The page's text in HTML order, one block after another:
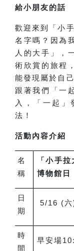
給小朋友的話
歡迎來到「小
名字嗎？因為
人的大手」，
術欣賞的旅程
能發現屬於自
跟著我們「一
入，「一起」
法！
活動內容介紹
名
稱
「小手
博物館日
日
期
5/16 (
時
間
早安場